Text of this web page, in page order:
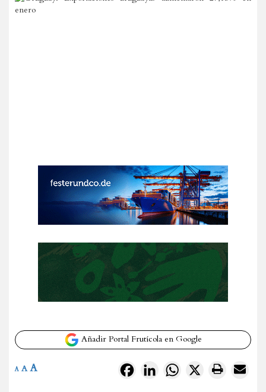
Añadir Portal Frutícola en Google
FacebookLinkedInWhatsApp
X
A A A